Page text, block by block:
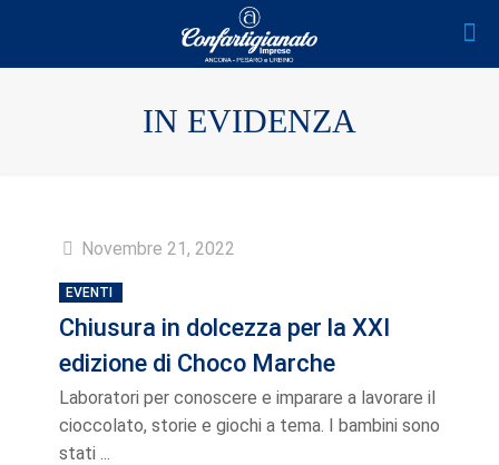
IN EVIDENZA
Novembre 21, 2022
EVENTI
Chiusura in dolcezza per la XXI
edizione di Choco Marche
Laboratori per conoscere e imparare a lavorare il
cioccolato, storie e giochi a tema. I bambini sono
stati ...